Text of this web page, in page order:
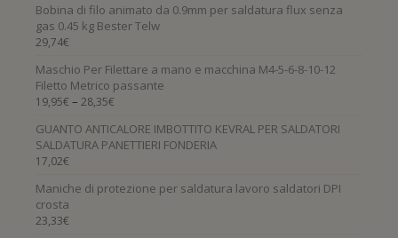
Bobina di filo animato da 0.9mm per saldatura flux senza
gas 0.45 kg Bester Telw
29,74€
Maschio Per Filettare a mano e macchina M4-5-6-8-10-12
Filetto Metrico passante
19,95€ – 28,35€
GUANTO ANTICALORE IMBOTTITO KEVRAL PER SALDATORI
SALDATURA PANETTIERI FONDERIA
17,02€
Maniche di protezione per saldatura lavoro saldatori DPI
crosta
23,33€